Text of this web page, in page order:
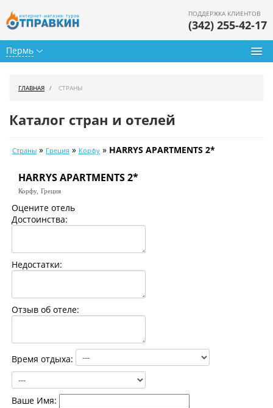
Пермь
ПОДДЕРЖКА КЛИЕНТОВ
(342) 255-42-17
Календарь туров
Цены дня
Страны
ГЛАВНАЯ СТРАНЫ
Каталог стран и отелей
Страны » Греция » Корфу » HARRYS APARTMENTS 2*
HARRYS APARTMENTS 2*
Корфу, Греция
Оцените отель
Достоинства:
Недостатки:
Отзыв об отеле:
Время отдыха:
Ваше Имя: